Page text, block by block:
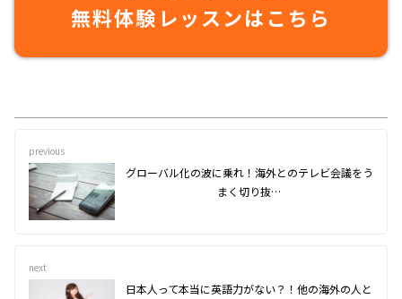
無料体験レッスンはこちら
previous
グローバル化の波に乗れ！海外とのテレビ会議をう
まく切り抜…
next
日本人って本当に英語力がない？！他の海外の人と